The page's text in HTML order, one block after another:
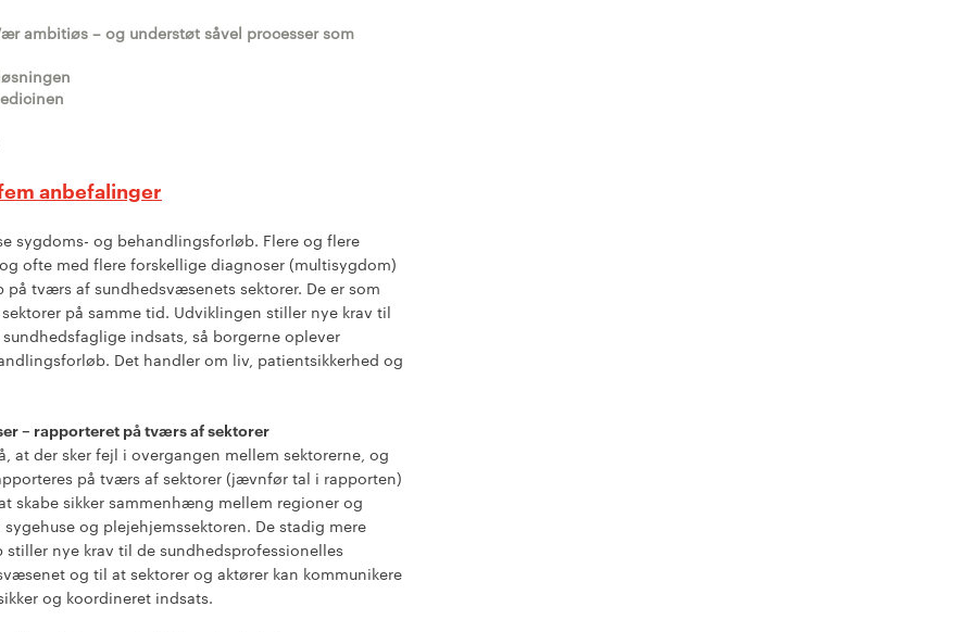
ambitiøs – og understøt såvel processer som
anbefalinger
sygdoms- og behandlingsforløb. Flere og flere
ofte med flere forskellige diagnoser (multisygdom)
tværs af sundhedsvæsenets sektorer. De er som
på samme tid. Udviklingen stiller nye krav til
indsats, så borgerne oplever
Det handler om liv, patientsikkerhed og
– rapporteret på tværs af sektorer
at der sker fejl i overgangen mellem sektorerne, og
på tværs af sektorer (jævnfør tal i rapporten)
skabe sikker sammenhæng mellem regioner og
og plejehjemssektoren. De stadig mere
nye krav til de sundhedsprofessionelles
og til at sektorer og aktører kan kommunikere
og koordineret indsats.